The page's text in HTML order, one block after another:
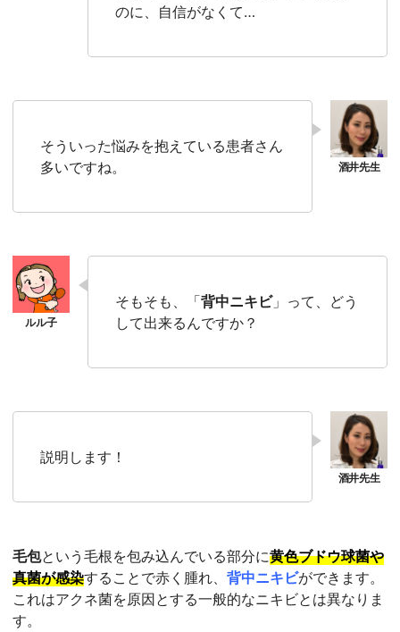
のに、自信がなくて…
そういった悩みを抱えている患者さん
多いですね。
そもそも、「背中ニキビ」って、どう
して出来るんですか？
説明します！
毛包という毛根を包み込んでいる部分に黄色ブドウ球菌や
真菌が感染することで赤く腫れ、 背中ニキビができます。
これはアクネ菌を原因とする一般的なニキビとは異なりま
す。